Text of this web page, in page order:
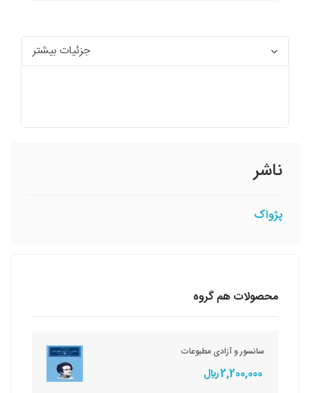
جزئیات بیشتر
ناشر
پژواک
محصولات هم گروه
سانسور و آزادی مطبوعات
2,200,000 ريال